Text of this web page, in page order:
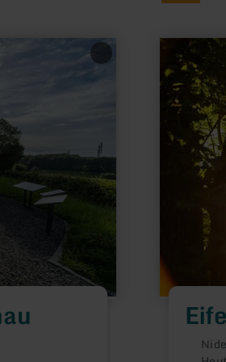
mehr
erfahren
zu:
Eifel-
Blick
"Schöne
Aussicht"